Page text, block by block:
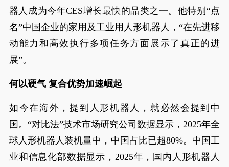
器人成为今年CES增长最快的品类之一。他特别“点
名”中国企业的家用及工业用人形机器人，“在先进移
动能力和高效执行多项任务方面展示了真正的进
展”。
何以硬气 复合优势加速崛起
如今在海外，提到人形机器人，就必然会提到中
国。“对比法”技术市场研究公司数据显示，2025年全
球人形机器人装机量中，中国占比已超80%。中国工
业和信息化部数据显示，2025年，国内人形机器人